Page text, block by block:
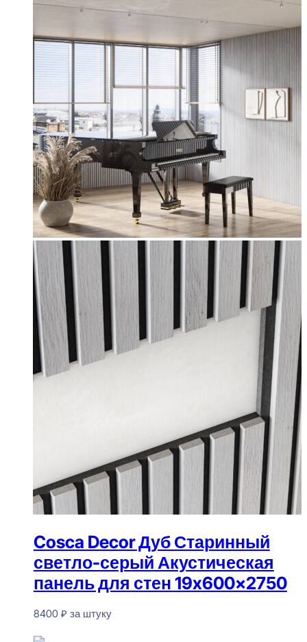
Cosca Decor Дуб Старинный
светло-серый Акустическая
панель для стен 19x600x2750
8400 ₽ за штуку